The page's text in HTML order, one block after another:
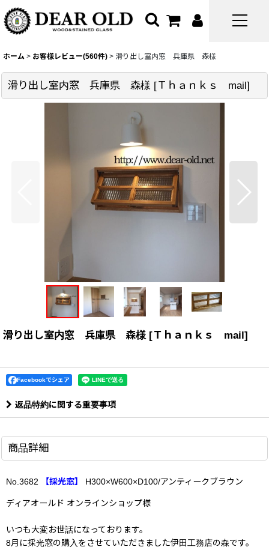
ホーム > お客様レビュー(560件) > 滑り出し室内窓 兵庫県 森様
滑り出し室内窓 兵庫県 森様 [Ｔｈａｎｋｓ mail]
滑り出し室内窓 兵庫県 森様 [Ｔｈａｎｋｓ mail]
Facebookでシェア
返品特約に関する重要事項
商品詳細
No. 3682 【採光窓】 H300×W600×D100/アンティークブラウン
ディアオールド オンラインショップ様
いつも大変お世話になっております。
8月に採光窓の購入をさせていただきました伊田工務店の森です。